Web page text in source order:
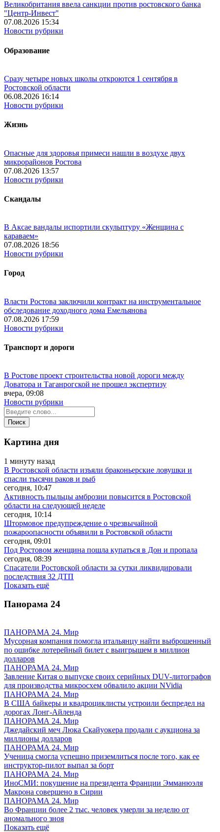
Великобритания ввела санкции против ростовского банка
"Центр-Инвест"
07.08.2026 15:34
Новости рубрики
Образование
Сразу четыре новых школы откроются 1 сентября в
Ростовской области
06.08.2026 16:14
Новости рубрики
Жизнь
Опасные для здоровья примеси нашли в воздухе двух
микрорайонов Ростова
07.08.2026 13:57
Новости рубрики
Скандалы
В Аксае вандалы испортили скульптуру «Женщина с
караваем»
07.08.2026 18:56
Новости рубрики
Город
Власти Ростова заключили контракт на инструментальное
обследование доходного дома Емельянова
07.08.2026 17:59
Новости рубрики
Транспорт и дороги
В Ростове проект строительства новой дороги между
Доватора и Таганрогской не прошел экспертизу
вчера, 09:08
Новости рубрики
Картина дня
1 минуту назад
В Ростовской области изъяли браконьерские ловушки и
спасли тысячи раков и рыб
сегодня, 10:47
Активность пыльцы амброзии повысится в Ростовской
области на следующей неделе
сегодня, 10:14
Штормовое предупреждение о чрезвычайной
пожароопасности объявили в Ростовской области
сегодня, 09:01
Под Ростовом женщина пошла купаться в Дон и пропала
сегодня, 08:39
Спасатели Ростовской области за сутки ликвидировали
последствия 32 ДТП
Показать ещё
Панорама 24
ПАНОРАМА 24. Мир
Мусорная компания помогла итальянцу найти выброшенный
по ошибке лотерейный билет с выигрышем в миллион
долларов
ПАНОРАМА 24. Мир
Завление Китая о выпуске своих серийных DUV-литографов
для производства микросхем обвалило акции NVidia
ПАНОРАМА 24. Мир
В США байкеры и квадроциклисты устроили беспредел на
дорогах Лонг-Айленда
ПАНОРАМА 24. Мир
Джедайский меч Люка Скайуокера продали с аукциона за
миллионы долларов
ПАНОРАМА 24. Мир
Ученица смогла успешно приземлиться после того, как ее
инструктор-пилот выпал за борт
ПАНОРАМА 24. Мир
ИноСМИ: покушение на президента Франции Эмманюэля
Макрона совершено в Сирии
ПАНОРАМА 24. Мир
Во Франции более 2 тыс. человек умерли за неделю от
аномального зноя
Показать ещё